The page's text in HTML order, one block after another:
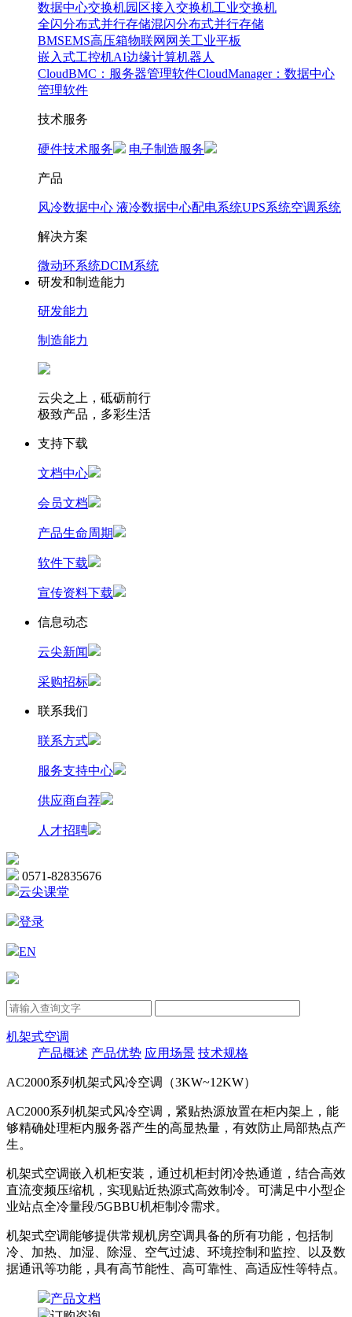
数据中心交换机园区接入交换机工业交换机
全闪分布式并行存储混闪分布式并行存储
BMSEMS高压箱物联网网关工业平板
嵌入式工控机AI边缘计算机器人
CloudBMC：服务器管理软件CloudManager：数据中心
管理软件
技术服务
硬件技术服务 电子制造服务
产品
风冷数据中心 液冷数据中心配电系统UPS系统空调系统
解决方案
微动环系统DCIM系统
研发和制造能力
研发能力
制造能力
云尖之上，砥砺前行
极致产品，多彩生活
支持下载
文档中心
会员文档
产品生命周期
软件下载
宣传资料下载
信息动态
云尖新闻
采购招标
联系我们
联系方式
服务支持中心
供应商自荐
人才招聘
0571-82835676
云尖课堂
登录
EN
机架式空调
产品概述 产品优势 应用场景 技术规格
AC2000系列机架式风冷空调（3KW~12KW）
AC2000系列机架式风冷空调，紧贴热源放置在柜内架上，能
够精确处理柜内服务器产生的高显热量，有效防止局部热点产
生。
机架式空调嵌入机柜安装，通过机柜封闭冷热通道，结合高效
直流变频压缩机，实现贴近热源式高效制冷。可满足中小型企
业站点全冷量段/5GBBU机柜制冷需求。
机架式空调能够提供常规机房空调具备的所有功能，包括制
冷、加热、加湿、除湿、空气过滤、环境控制和监控、以及数
据通讯等功能，具有高节能性、高可靠性、高适应性等特点。
产品文档